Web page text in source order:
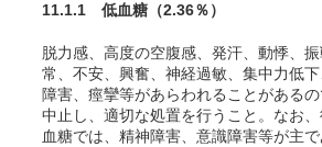
11.1.1 低血糖 （2.36％）
脱力感、高度の空腹感、発汗、動悸、
常、不安、興奮、神経過敏、集中力低
障害、痙攣等があらわれることがある
中止し、適切な処置を行うこと。なお
血糖では、精神障害、意識障害等が主